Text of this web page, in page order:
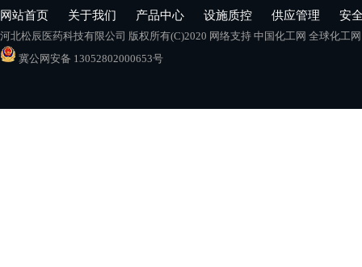
网站首页 关于我们 产品中心 设施质控 供应管理 安
河北松辰医药科技有限公司 版权所有(C)2020 网络支持 中国化工网 全球化工网
冀公网安备 13052802000653号